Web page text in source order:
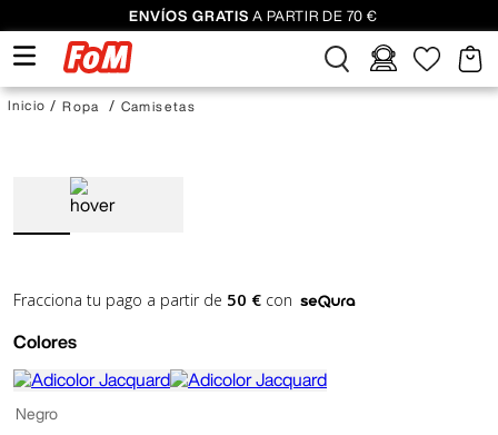
ENVÍOS GRATIS A PARTIR DE 70 €
Ropa Camisetas
Fracciona tu pago a partir de 50 € con
Colores
Negro